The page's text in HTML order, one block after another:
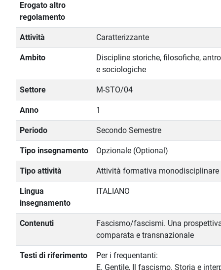
Erogato altro
regolamento
Attività Caratterizzante
Ambito
Discipline storiche, filosofiche,
e sociologiche
Settore M-STO/04
Anno 1
Periodo Secondo Semestre
Tipo insegnamento Opzionale (Optional)
Tipo attività Attività formativa monodisciplinare
Lingua
insegnamento
ITALIANO
Contenuti
Fascismo/fascismi. Una
comparata e transnazionale
Testi di riferimento
Per i frequentanti:
E. Gentile, Il fascismo. Storia e